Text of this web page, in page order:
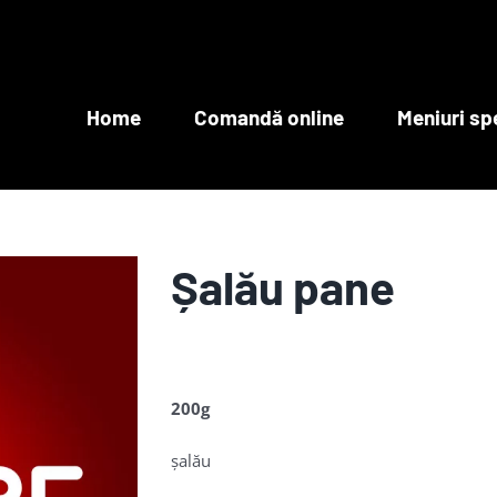
Home Comandă online Meniuri
Șalău pane
200g
șalău